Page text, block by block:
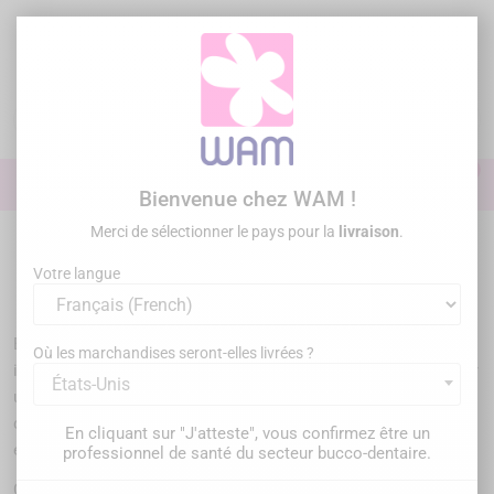
Limes dentaires
Limes endodontiques
En endodontie, le canal radiculaire ne tolère pas l’imprécision
instrumentale. Une fois l’accès canalaire établi, tout repose sur
un point central de la thérapeutique endodontique : le contrôle
de la préparation du système canalaire via les limes
endodontiques.
Cet instrument est au cœur de la mise en forme canalaire. Il
Bienvenue chez WAM !
Merci de sélectionner le pays pour la livraison.
Votre langue
Où les marchandises seront-elles livrées ?
États-Unis
En cliquant sur "J'atteste", vous confirmez être un
professionnel de santé du secteur bucco-dentaire.